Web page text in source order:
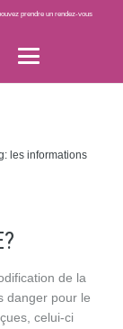
prendre un rendez-vous
les informations
de la
danger pour le
celui-ci